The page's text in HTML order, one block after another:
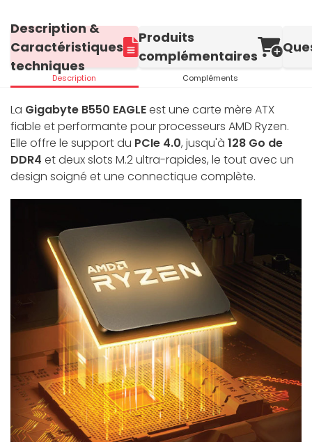
Description &
Caractéristiques
techniques
Description
Produits
complémentaires
Compléments
La Gigabyte B550 EAGLEest une carte mère ATX
fiable et performante pour processeurs AMD Ryzen.
Elle offre le support du PCIe 4.0, jusqu'à 128 Go de
DDR4 et deux slots M.2 ultra-rapides, le tout avec un
design soigné et une connectique complète.